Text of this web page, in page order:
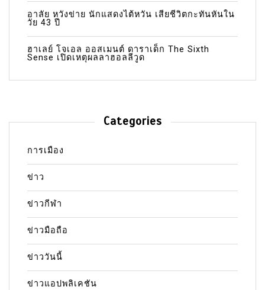
อาลัย หวังข่าย นักแสดงไต้หวัน เสียชีวิตกะทันหันใน
วัย 43 ปี
ฮาเลย์ โจเอล ออสเมนต์ ดาราเด็ก The Sixth
Sense เปิดเหตุผลลาฮอลลีวูด
Categories
การเมือง
ข่าว
ข่าวกีฬา
ข่าวมือถือ
ข่าววันนี้
ข่าวแอปพลิเคชัน